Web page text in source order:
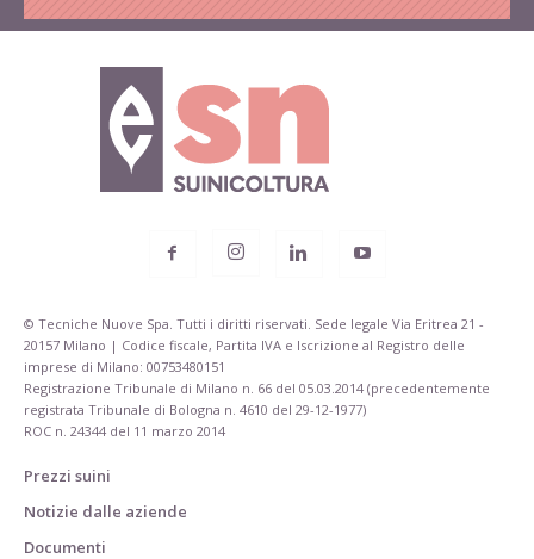
© Tecniche Nuove Spa. Tutti i diritti riservati. Sede legale Via Eritrea 21 -
20157 Milano | Codice fiscale, Partita IVA e Iscrizione al Registro delle
imprese di Milano: 00753480151
Registrazione Tribunale di Milano n. 66 del 05.03.2014 (precedentemente
registrata Tribunale di Bologna n. 4610 del 29-12-1977)
ROC n. 24344 del 11 marzo 2014
Prezzi suini
Notizie dalle aziende
Documenti